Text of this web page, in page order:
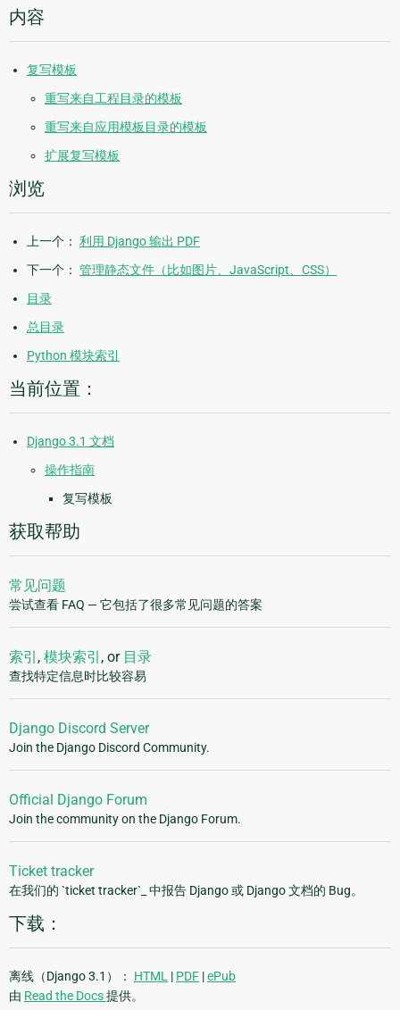
内容
复写模板
重写来自工程目录的模板
重写来自应用模板目录的模板
扩展复写模板
浏览
上一个： 利用 Django 输出 PDF
下一个： 管理静态文件（比如图片、JavaScript、CSS）
目录
总目录
Python 模块索引
当前位置：
Django 3.1 文档
操作指南
复写模板
获取帮助
常见问题
尝试查看 FAQ — 它包括了很多常见问题的答案
索引 , 模块索引 , or 目录
查找特定信息时比较容易
Django Discord Server
Join the Django Discord Community.
Official Django Forum
Join the community on the Django Forum.
Ticket tracker
在我们的 `ticket tracker`_ 中报告 Django 或 Django 文档的 Bug。
下载：
离线（Django 3.1）： HTML | PDF |ePub
由 Read the Docs提供。